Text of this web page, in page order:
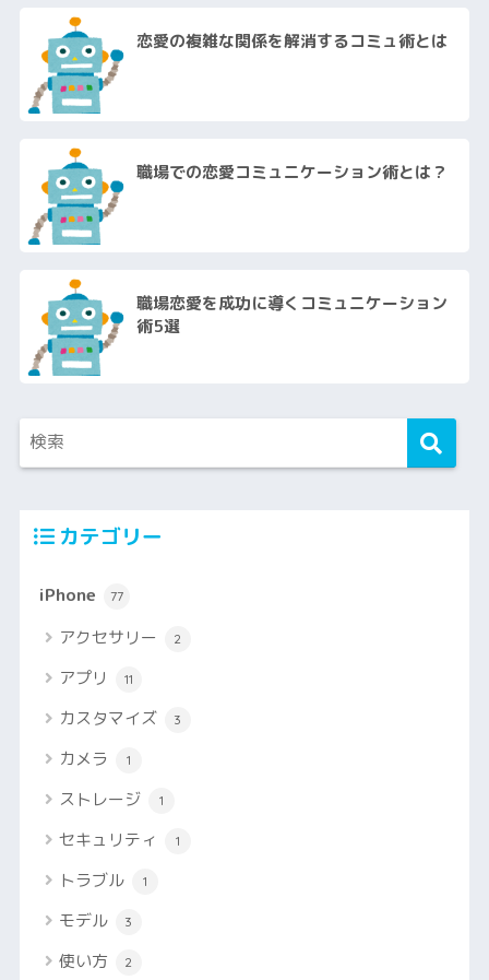
恋愛の複雑な関係を解消するコミュ術とは
職場での恋愛コミュニケーション術とは？
職場恋愛を成功に導くコミュニケーション
術5選
カテゴリー
iPhone 77
アクセサリー 2
アプリ 11
カスタマイズ 3
カメラ 1
ストレージ 1
セキュリティ 1
トラブル 1
モデル 3
使い方 2